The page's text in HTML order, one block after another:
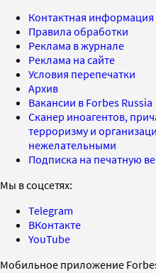
Контактная информация
Правила обработки
Реклама в журнале
Реклама на сайте
Условия перепечатки
Архив
Вакансии в Forbes Russia
Сканер иноагентов,
терроризму и
нежелательными
Подписка на печатную
Мы в соцсетях:
Telegram
ВКонтакте
YouTube
Мобильное приложение